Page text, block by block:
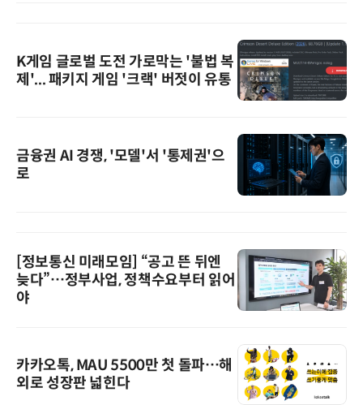
K게임 글로벌 도전 가로막는 '불법 복
제'... 패키지 게임 '크랙' 버젓이 유통
금융권 AI 경쟁, '모델'서 '통제권'으
로
[정보통신 미래모임] “공고 뜬 뒤엔
늦다”…정부사업, 정책수요부터 읽어
야
카카오톡, MAU 5500만 첫 돌파…해
외로 성장판 넓힌다